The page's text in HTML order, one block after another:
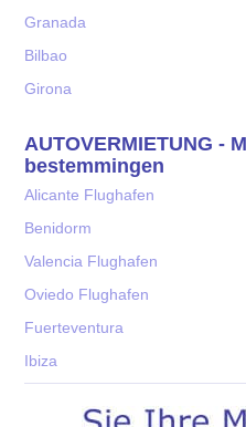
Granada
Bilbao
Girona
AUTOVERMIETUNG -
bestemmingen
Alicante Flughafen
Benidorm
Valencia Flughafen
Oviedo Flughafen
Fuerteventura
Ibiza